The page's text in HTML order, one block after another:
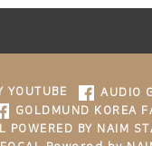
YOUTUBE AUDIO
GOLDMUND KOREA
POWERED BY NAIM